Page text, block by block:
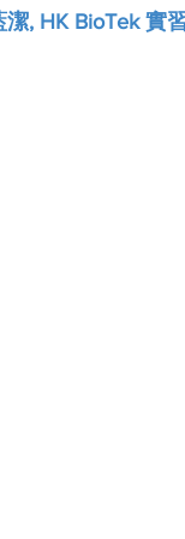
潔, HK BioTek 實